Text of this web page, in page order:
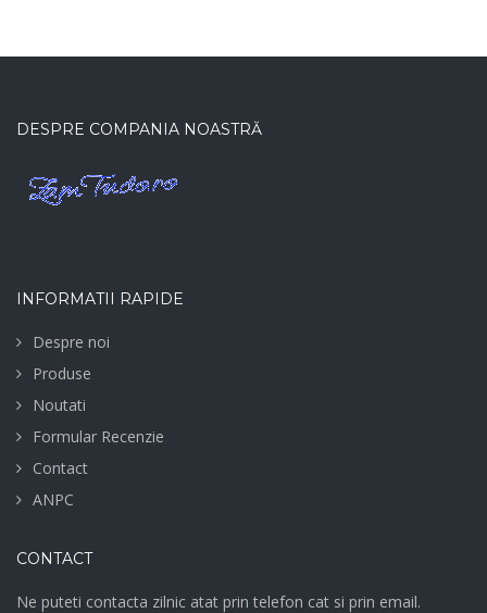
DESPRE COMPANIA NOASTRĂ
INFORMATII RAPIDE
Despre noi
Produse
Noutati
Formular Recenzie
Contact
ANPC
CONTACT
Ne puteti contacta zilnic atat prin telefon cat si prin email.